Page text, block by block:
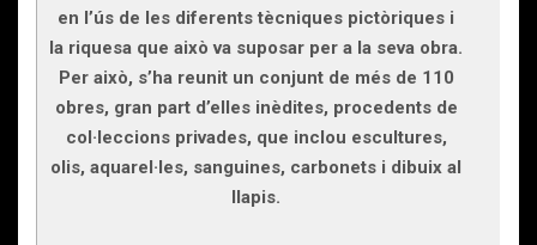
en l’ús de les diferents tècniques pictòriques i
la riquesa que això va suposar per a la seva obra.
Per això, s’ha reunit un conjunt de més de 110
obres, gran part d’elles inèdites, procedents de
col·leccions privades, que inclou escultures,
olis, aquarel·les, sanguines, carbonets i dibuix al
llapis.